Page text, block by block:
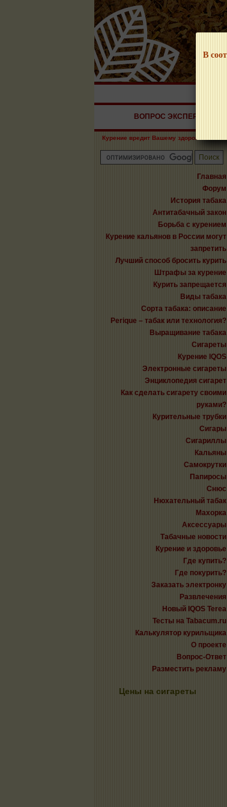
В
НАШ
ВОПРОС ЭКСПЕРТУ
Курение вредит Вашему здоровью!
Главная
Форум
История табака
Антитабачный закон
Борьба с курением
Курение кальянов в России могут
запретить
Лучший способ бросить курить
Штрафы за курение
Курить запрещается
Виды табака
Сорта табака: описание
Perique – табак или технология?
Выращивание табака
Сигареты
Курение IQOS
Электронные сигареты
Энциклопедия сигарет
Как сделать сигарету своими
руками?
Курительные трубки
Сигары
Сигариллы
Кальяны
Самокрутки
Папиросы
Снюс
Нюхательный табак
Махорка
Аксессуары
Табачные новости
Курение и здоровье
Где купить?
Где покурить?
Заказать электронку
Развлечения
Новый IQOS Terea
Тесты на Tabacum.ru
Калькулятор курильщика
О проекте
Вопрос-Ответ
Разместить рекламу
Цены на сигареты